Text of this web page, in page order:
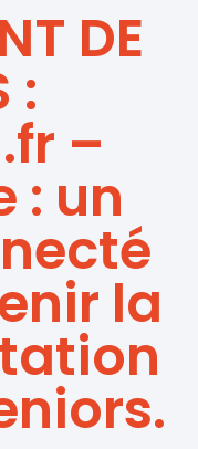
DE
:
–
: un
la